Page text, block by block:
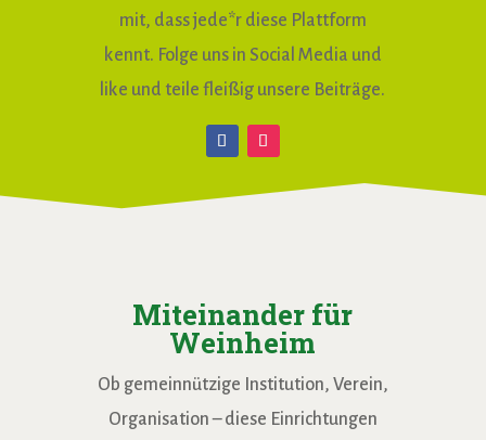
mit, dass jede*r diese Plattform
kennt. Folge uns in Social Media und
like und teile fleißig unsere Beiträge.
Miteinander für
Weinheim
Ob gemeinnützige Institution, Verein,
Organisation – diese Einrichtungen